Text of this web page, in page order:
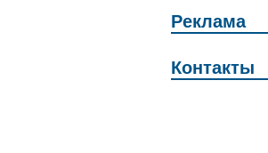
Реклама
Контакты